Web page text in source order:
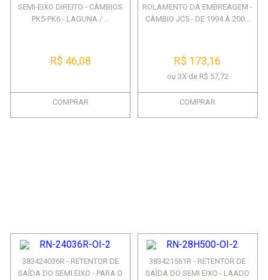
SEMI-EIXO DIREITO - CÂMBIOS
PK5-PK6 - LAGUNA / ...
R$ 46,08
COMPRAR
ROLAMENTO DA EMBREAGEM -
CÂMBIO JC5 - DE 1994 À 200...
R$ 173,16
ou 3X de R$ 57,72
COMPRAR
383424036R - RETENTOR DE
SAÍDA DO SEMI EIXO - PARA O
383421561R - RETENTOR DE
SAÍDA DO SEMI EIXO - LAADO